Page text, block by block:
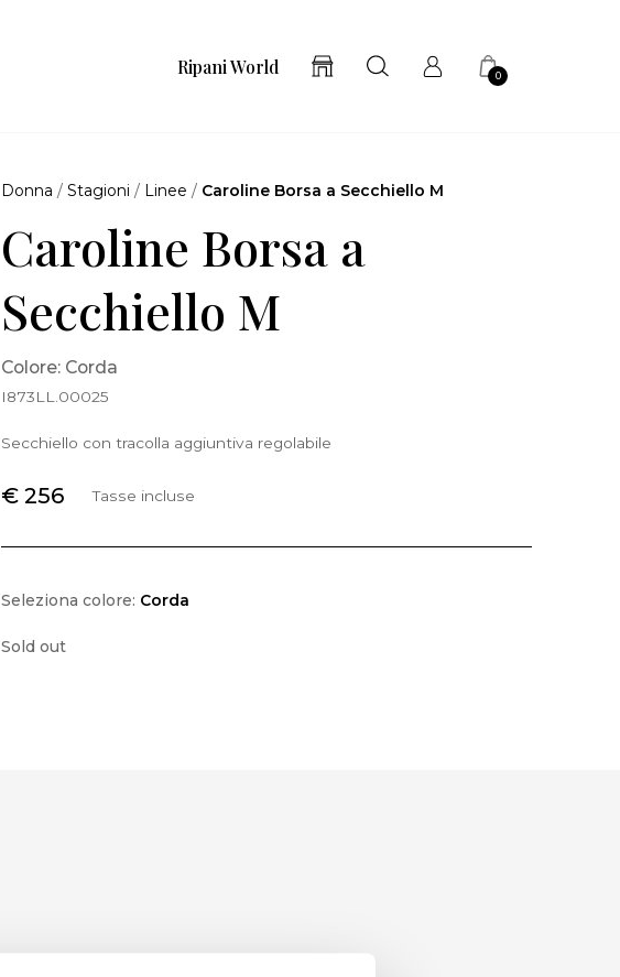
Ripani World 0
Donna /Stagioni / Linee / Caroline Borsa a Secchiello M
Caroline Borsa a
Secchiello M
Colore: Corda
I873LL.00025
Secchiello con tracolla aggiuntiva regolabile
€ 256 Tasse incluse
Seleziona colore: Corda
Sold out